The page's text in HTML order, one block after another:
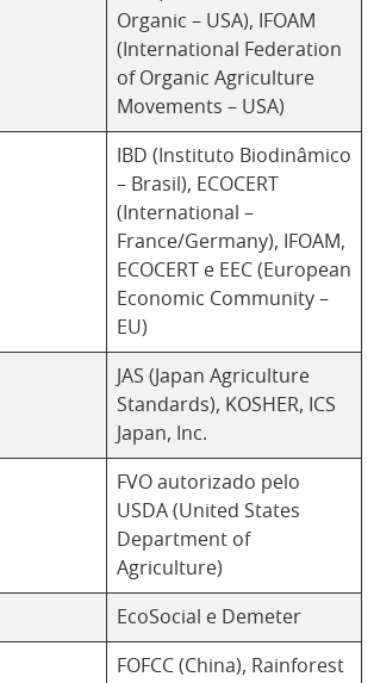
Organic – USA), IFOAM
(International Federation
of Organic Agriculture
Movements – USA)
IBD (Instituto Biodinâmico
– Brasil), ECOCERT
(International –
France/Germany), IFOAM,
ECOCERT e EEC (European
Economic Community –
EU)
JAS (Japan Agriculture
Standards), KOSHER, ICS
Japan, Inc.
FVO autorizado pelo
USDA (United States
Department of
Agriculture)
EcoSocial e Demeter
FOFCC (China), Rainforest